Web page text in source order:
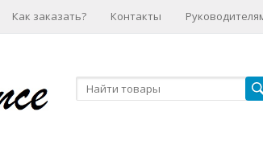
Как заказать? Контакты